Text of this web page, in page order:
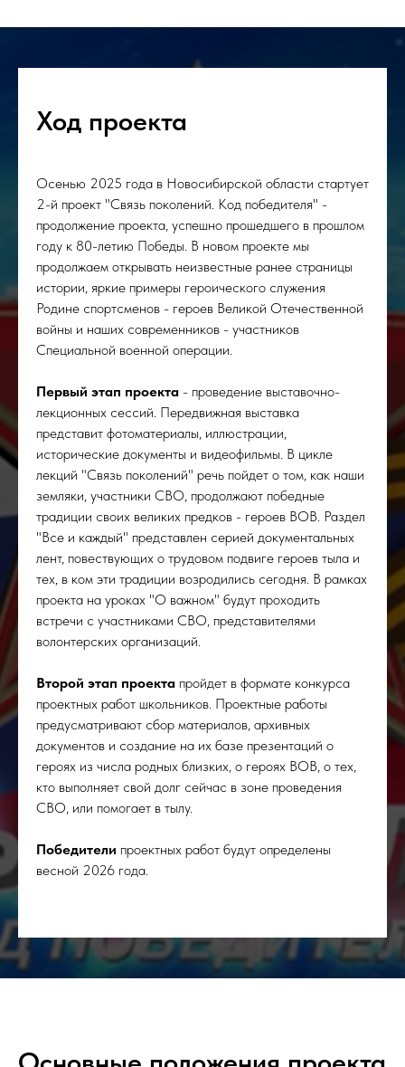
Ход проекта
Осенью 2025 года в Новосибирской области стартует
2-й проект "Связь поколений. Код победителя" -
продолжение проекта, успешно прошедшего в прошлом
году к 80-летию Победы. В новом проекте мы
продолжаем открывать неизвестные ранее страницы
истории, яркие примеры героического служения
Родине спортсменов - героев Великой Отечественной
войны и наших современников - участников
Специальной военной операции.
Первый этап проекта - проведение выставочно-
лекционных сессий. Передвижная выставка
представит фотоматериалы, иллюстрации,
исторические документы и видеофильмы. В цикле
лекций "Связь поколений" речь пойдет о том, как наши
земляки, участники СВО, продолжают победные
традиции своих великих предков - героев ВОВ. Раздел
"Все и каждый" представлен серией документальных
лент, повествующих о трудовом подвиге героев тыла и
тех, в ком эти традиции возродились сегодня. В рамках
проекта на уроках "О важном" будут проходить
встречи с участниками СВО, представителями
волонтерских организаций.
Второй этап проекта пройдет в формате конкурса
проектных работ школьников. Проектные работы
предусматривают сбор материалов, архивных
документов и создание на их базе презентаций о
героях из числа родных близких, о героях ВОВ, о тех,
кто выполняет свой долг сейчас в зоне проведения
СВО, или помогает в тылу.
Победители проектных работ будут определены
весной 2026 года.